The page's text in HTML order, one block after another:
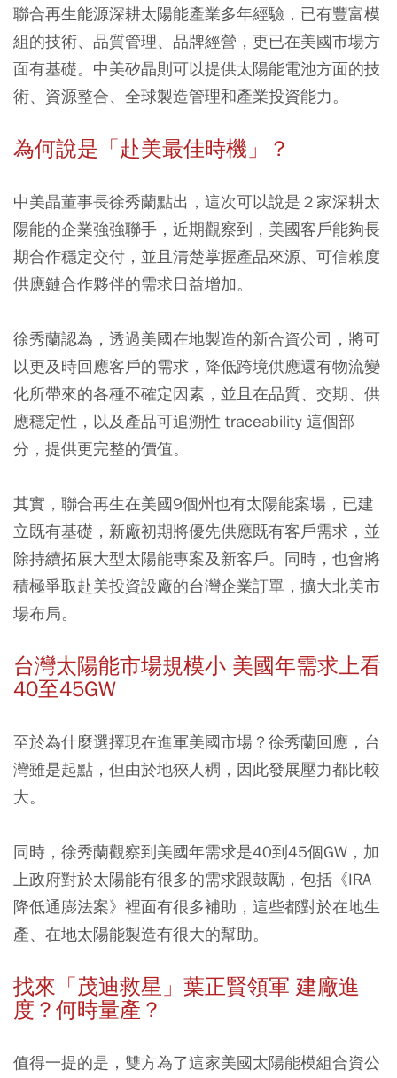
聯合再生能源深耕太陽能產業多年經驗，已有豐富模
組的技術、品質管理、品牌經營，更已在美國市場方
面有基礎。中美矽晶則可以提供太陽能電池方面的技
術、資源整合、全球製造管理和產業投資能力。
為何說是「赴美最佳時機」？
中美晶董事長徐秀蘭點出，這次可以說是２家深耕太
陽能的企業強強聯手，近期觀察到，美國客戶能夠長
期合作穩定交付，並且清楚掌握產品來源、可信賴度
供應鏈合作夥伴的需求日益增加。
徐秀蘭認為，透過美國在地製造的新合資公司，將可
以更及時回應客戶的需求，降低跨境供應還有物流變
化所帶來的各種不確定因素，並且在品質、交期、供
應穩定性，以及產品可追溯性 traceability 這個部
分，提供更完整的價值。
其實，聯合再生在美國9個州也有太陽能案場，已建
立既有基礎，新廠初期將優先供應既有客戶需求，並
除持續拓展大型太陽能專案及新客戶。同時，也會將
積極爭取赴美投資設廠的台灣企業訂單，擴大北美市
場布局。
台灣太陽能市場規模小 美國年需求上看
40至45GW
至於為什麼選擇現在進軍美國市場？徐秀蘭回應，台
灣雖是起點，但由於地狹人稠，因此發展壓力都比較
大。
同時，徐秀蘭觀察到美國年需求是40到45個GW，加
上政府對於太陽能有很多的需求跟鼓勵，包括《IRA
降低通膨法案》裡面有很多補助，這些都對於在地生
產、在地太陽能製造有很大的幫助。
找來「茂迪救星」葉正賢領軍 建廠進
度？何時量產？
值得一提的是，雙方為了這家美國太陽能模組合資公